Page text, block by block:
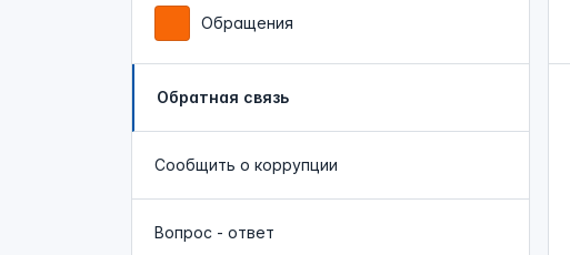
Обращения
Обратная связь
Сообщить о коррупции
Вопрос - ответ